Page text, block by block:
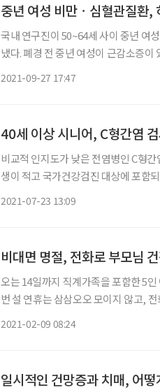
중년 여성 비만ㆍ심혈관질
국내 연구진이 50~64세 사이 중년 여
냈다. 폐경 전 중년 여성이 근감소증
2021-09-27 17:47
40세 이상 시니어, C형간염
비교적 인지도가 낮은 전염병인 C형
생이 적고 국가건강검진 대상에 포함
2021-07-23 13:09
비대면 명절, 전화로 부모님
오는 14일까지 직계가족을 포함한 5
번 설 연휴는 삼삼오오 모이지 않고,
2021-02-09 08:24
일시적인 건망증과 치매, 어